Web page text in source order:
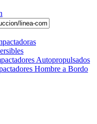
Autopropulsados
Hombre a Bordo